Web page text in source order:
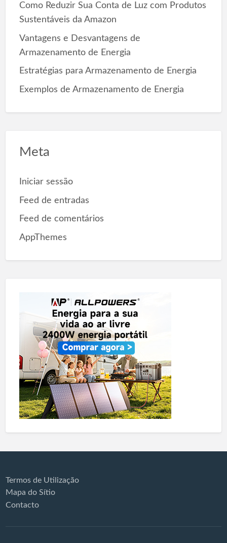
Como Reduzir Sua Conta de Luz com Produtos
Sustentáveis da Amazon
Vantagens e Desvantagens de
Armazenamento de Energia
Estratégias para Armazenamento de Energia
Exemplos de Armazenamento de Energia
Meta
Iniciar sessão
Feed de entradas
Feed de comentários
AppThemes
Termos de Utilização
Mapa do Sítio
Contacto